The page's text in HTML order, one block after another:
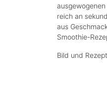
reich an
aus
Smoothie-
Bild und